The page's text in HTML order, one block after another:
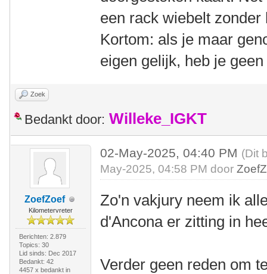
een rack wiebelt
Kortom: als je maar
eigen gelijk, heb je
Zoek
Bedankt door: Willeke_IGKT
ZoefZoef
Kilometervreter
Berichten: 2.879
Topics: 30
Lid sinds: Dec 2017
Bedankt: 42
4457 x bedankt in
02-May-2025, 04:40 PM (Dit
May-2025, 04:58 PM door
Zo'n vakjury neem ik
d'Ancona er zitting in
Verder geen reden om